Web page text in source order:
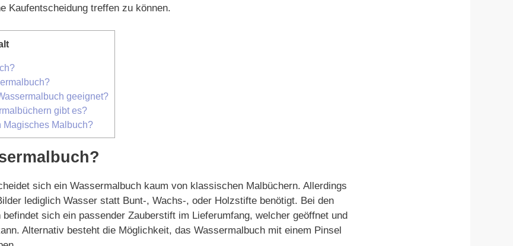
Kaufentscheidung treffen zu können.
geeignet?
gibt es?
Magisches Malbuch?
sich ein Wassermalbuch kaum von klassischen Malbüchern. Allerdings
lediglich Wasser statt Bunt-, Wachs-, oder Holzstifte benötigt. Bei den
sich ein passender Zauberstift im Lieferumfang, welcher geöffnet und
Alternativ besteht die Möglichkeit, das Wassermalbuch mit einem Pinsel